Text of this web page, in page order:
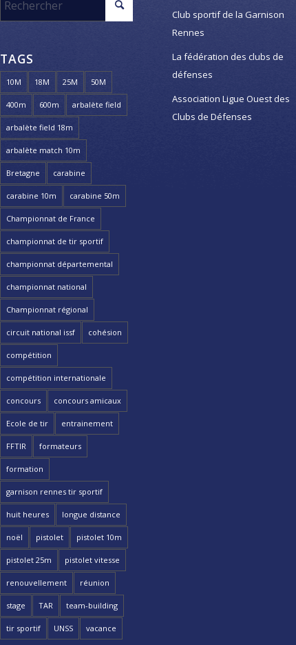
TAGS
10M 18M 25M 50M
400m 600m arbalète field
arbalète field 18m
arbalète match 10m
Bretagne carabine
carabine 10m carabine 50m
Championnat de France
championnat de tir sportif
championnat départemental
championnat national
Championnat régional
circuit national issf cohésion
compétition
compétition internationale
concours concours amicaux
Ecole de tir entrainement
FFTIR formateurs
formation
garnison rennes tir sportif
huit heures longue distance
noël pistolet pistolet 10m
pistolet 25m pistolet vitesse
renouvellement réunion
stage TAR team-building
tir sportif UNSS vacance
Club sportif de la Garnison
Rennes
La fédération des clubs de
défenses
Association Ligue Ouest des
Clubs de Défenses